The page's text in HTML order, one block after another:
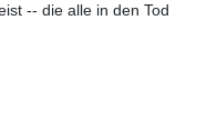
-- die alle in den Tod